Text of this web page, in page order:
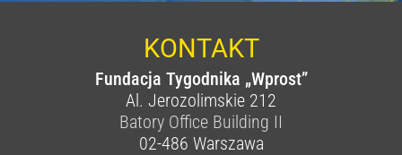
KONTAKT
Fundacja Tygodnika „Wprost”
Al. Jerozolimskie 212
Batory Office Building II
02-486 Warszawa